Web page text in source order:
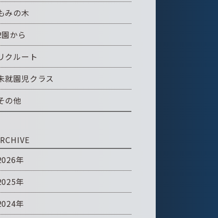
みの木
から
クルート
就園児クラス
の他
年
年
年